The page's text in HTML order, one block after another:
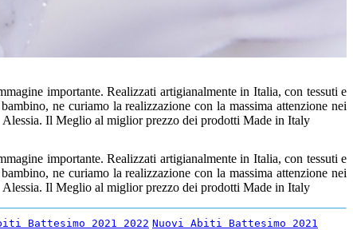
importante. Realizzati artigianalmente in Italia, con tessuti e
ne curiamo la realizzazione con la massima attenzione nei
Il Meglio al miglior prezzo dei prodotti Made in Italy
importante. Realizzati artigianalmente in Italia, con tessuti e
ne curiamo la realizzazione con la massima attenzione nei
Il Meglio al miglior prezzo dei prodotti Made in Italy
Battesimo 2021 2022 Nuovi Abiti Battesimo 2021